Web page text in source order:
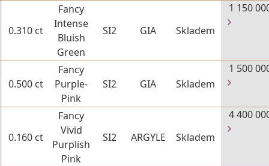
0.310 ct
Fancy
Intense
Bluish
Green
SI2 GIA Skladem
1 150
0.500 ct
Fancy
Purple-
Pink
SI2 GIA Skladem
1 500
0.160 ct
Fancy
Vivid
Purplish
Pink
SI2 ARGYLE Skladem
4 400